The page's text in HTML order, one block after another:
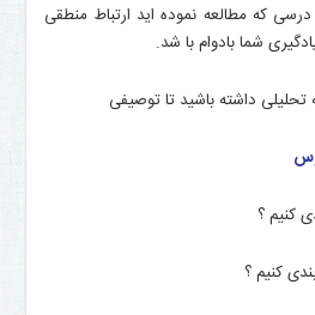
که مطالعه نموده اید ارتباط منطقی
شما بادوام با شد.
کنیم ؟
کنیم ؟